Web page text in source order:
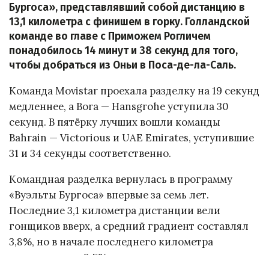
Бургоса», представлявший собой дистанцию в
13,1 километра с финишем в горку. Голландской
команде во главе с Приможем Рогличем
понадобилось 14 минут и 38 секунд для того,
чтобы добраться из Оньи в Поса-де-ла-Саль.
Команда Movistar проехала разделку на 19 секунд
медленнее, а Bora — Hansgrohe уступила 30
секунд. В пятёрку лучших вошли команды
Bahrain — Victorious и UAE Emirates, уступившие
31 и 34 секунды соответственно.
Командная разделка вернулась в программу
«Вуэльты Бургоса» впервые за семь лет.
Последние 3,1 километра дистанции вели
гонщиков вверх, а средний градиент составлял
3,8%, но в начале последнего километра